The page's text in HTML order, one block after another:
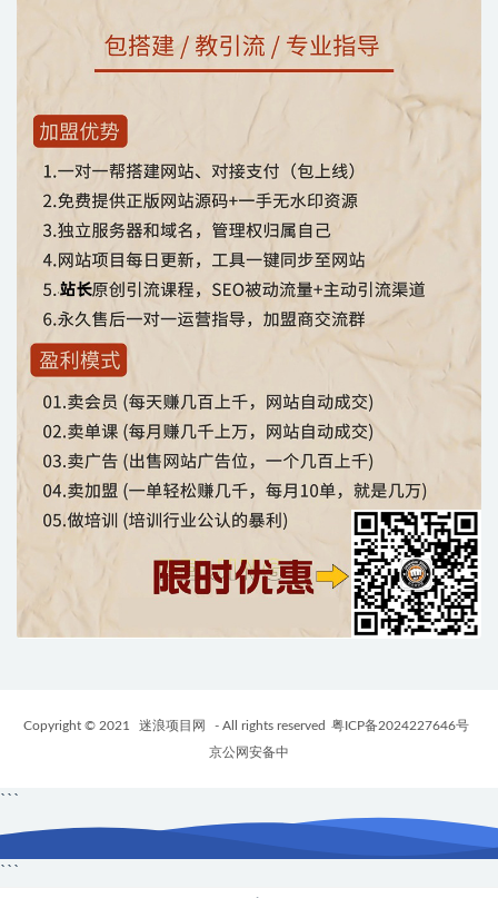
Copyright © 2021 迷浪项目网 - All rights reserved 粤ICP备2024227646号
京公网安备中
```
```